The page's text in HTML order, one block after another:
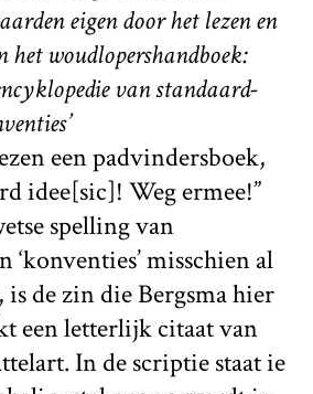
eigen door het lezen en
het woudlopershandboek:
van standaard-
een padvindersboek,
idee[sic]! Weg ermee!”
spelling van
‘konventies’ misschien al
de zin die Bergsma hier
een letterlijk citaat van
In de scriptie staat ie